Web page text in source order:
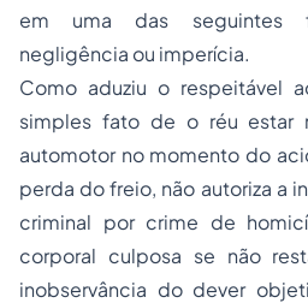
em uma das seguintes
negligência ou imperícia.
Como aduziu o respeitável
simples fato de o réu estar
automotor no momento do
perda do freio, não autoriza a
criminal por crime de
corporal culposa se não
inobservância do dever